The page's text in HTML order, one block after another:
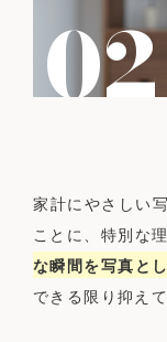
家計にやさしい
ことに、特別な
な瞬間を写真と
できる限り抑えて